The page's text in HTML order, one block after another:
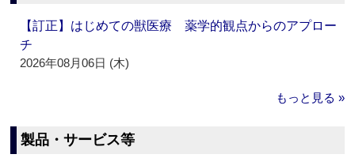
【訂正】はじめての獣医療 薬学的観点からのアプロー
チ
2026年08月06日 (木)
もっと見る »
製品・サービス等